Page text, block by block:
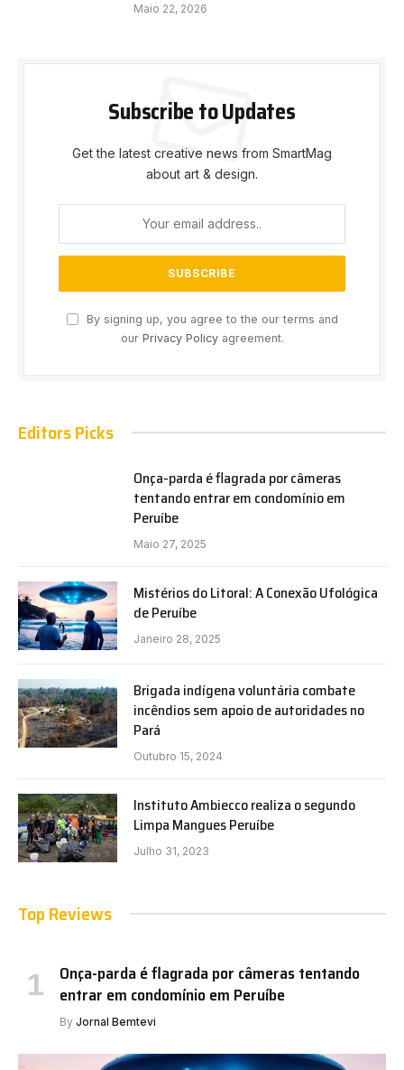
Maio 22, 2026
Subscribe to Updates
Get the latest creative news from SmartMag
about art & design.
By signing up, you agree to the our terms and
our Privacy Policyagreement.
Editors Picks
Onça-parda é flagrada por câmeras
tentando entrar em condomínio em
Peruíbe
Maio 27, 2025
Mistérios do Litoral: A Conexão Ufológica
de Peruíbe
Janeiro 28, 2025
Brigada indígena voluntária combate
incêndios sem apoio de autoridades no
Pará
Outubro 15, 2024
Instituto Ambiecco realiza o segundo
Limpa Mangues Peruíbe
Julho 31, 2023
Top Reviews
Onça-parda é flagrada por câmeras tentando
entrar em condomínio em Peruíbe
By Jornal Bemtevi